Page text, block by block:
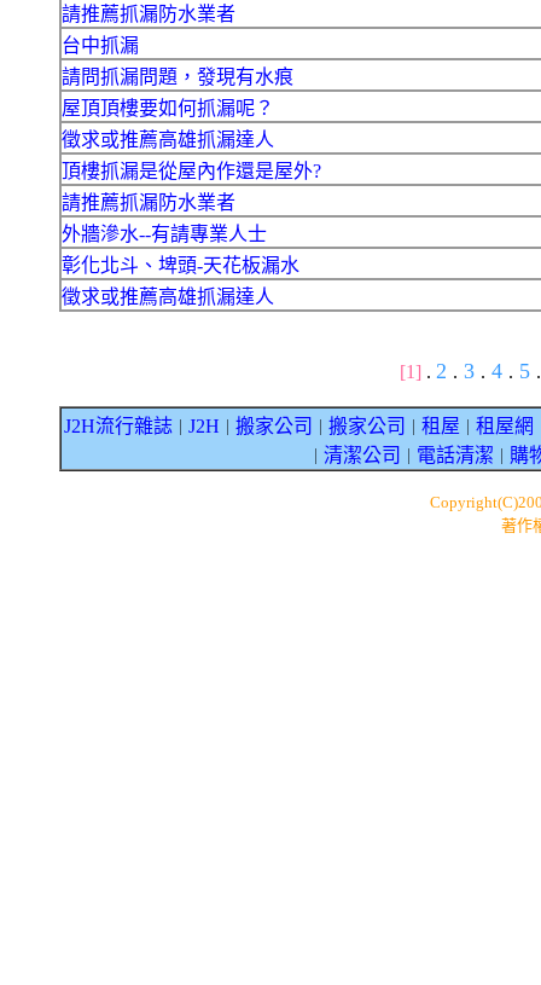
請推薦抓漏防水業者
台中抓漏
請問抓漏問題，發現有水痕
屋頂頂樓要如何抓漏呢？
徵求或推薦高雄抓漏達人
頂樓抓漏是從屋內作還是屋外?
請推薦抓漏防水業者
外牆滲水--有請專業人士
彰化北斗、埤頭-天花板漏水
徵求或推薦高雄抓漏達人
[1] . 2 . 3 . 4 . 5 .
J2H流行雜誌 J2H 搬家公司 搬家公司 租屋 租屋網
清潔公司 電話清潔 購
著作